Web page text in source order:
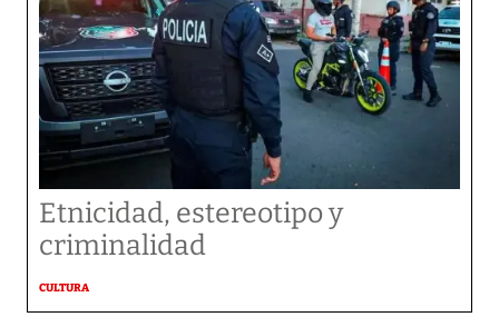
Etnicidad, estereotipo y
criminalidad
CULTURA